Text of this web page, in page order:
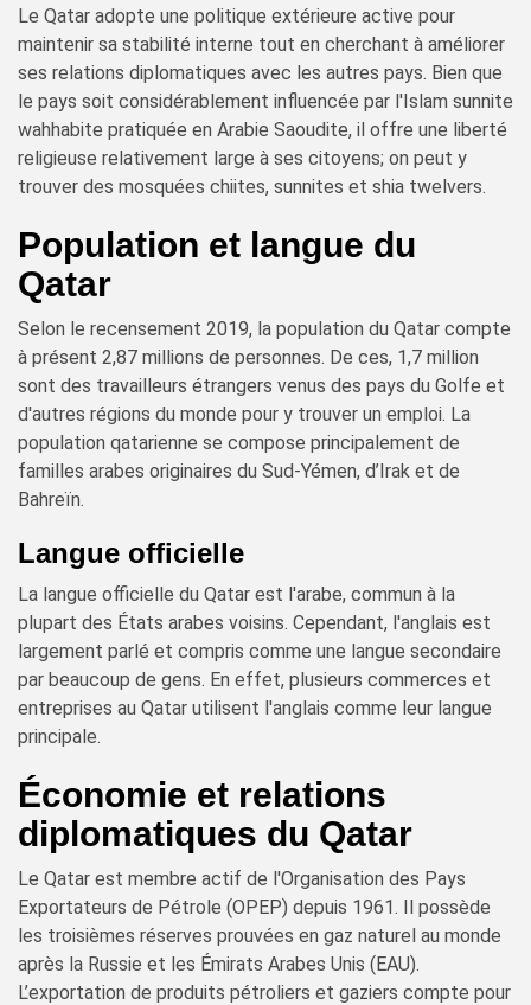
Le Qatar adopte une politique extérieure active pour
maintenir sa stabilité interne tout en cherchant à améliorer
ses relations diplomatiques avec les autres pays. Bien que
le pays soit considérablement influencée par l'Islam sunnite
wahhabite pratiquée en Arabie Saoudite, il offre une liberté
religieuse relativement large à ses citoyens; on peut y
trouver des mosquées chiites, sunnites et shia twelvers.
Population et langue du
Qatar
Selon le recensement 2019, la population du Qatar compte
à présent 2,87 millions de personnes. De ces, 1,7 million
sont des travailleurs étrangers venus des pays du Golfe et
d'autres régions du monde pour y trouver un emploi. La
population qatarienne se compose principalement de
familles arabes originaires du Sud-Yémen, d’Irak et de
Bahreïn.
Langue officielle
La langue officielle du Qatar est l'arabe, commun à la
plupart des États arabes voisins. Cependant, l'anglais est
largement parlé et compris comme une langue secondaire
par beaucoup de gens. En effet, plusieurs commerces et
entreprises au Qatar utilisent l'anglais comme leur langue
principale.
Économie et relations
diplomatiques du Qatar
Le Qatar est membre actif de l'Organisation des Pays
Exportateurs de Pétrole (OPEP) depuis 1961. Il possède
les troisièmes réserves prouvées en gaz naturel au monde
après la Russie et les Émirats Arabes Unis (EAU).
L’exportation de produits pétroliers et gaziers compte pour